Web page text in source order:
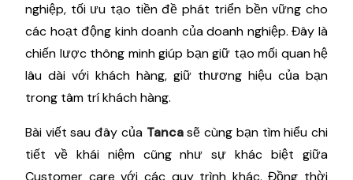
nghiệp, tối ưu tạo tiền đề phát triển bền vững cho
các hoạt động kinh doanh của doanh nghiệp. Đây là
chiến lược thông minh giúp bạn giữ tạo mối quan hệ
lâu dài với khách hàng, giữ thương hiệu của bạn
trong tâm trí khách hàng.
Bài viết sau đây của Tancasẽ cùng bạn tìm hiểu chi
tiết về khái niệm cũng như sự khác biệt giữa
Customer care với các quy trình khác. Đồng thời